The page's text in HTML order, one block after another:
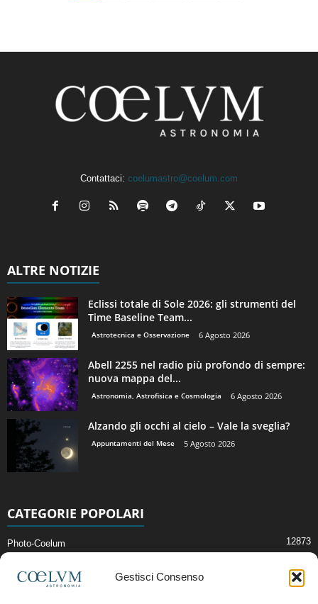
Gestisci Consenso
Contattaci: coelumastro@coelum.com
ALTRE NOTIZIE
Eclissi totale di Sole 2026: gli strumenti del
Time Baseline Team...
Astrotecnica e Osservazione 6 Agosto 2026
Abell 2255 nel radio più profondo di sempre:
nuova mappa del...
Astronomia, Astrofisica e Cosmologia 6 Agosto 2026
Alzando gli occhi al cielo – Vale la sveglia?
Appuntamenti del Mese 5 Agosto 2026
CATEGORIE POPOLARI
Photo-Coelum 12873
News di Astronomia 2409